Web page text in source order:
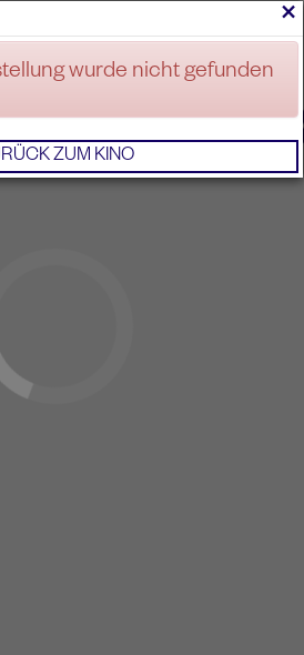
ANMELDEN
×
wurde nicht gefunden
ZUM KINO